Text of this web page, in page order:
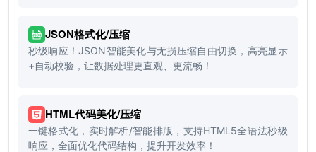
JSON格式化/压缩
秒级响应！JSON智能美化与无损压缩自由切换，高亮显示
+自动校验，让数据处理更直观、更流畅！
HTML代码美化/压缩
一键格式化，实时解析/智能排版，支持HTML5全语法秒级
响应，全面优化代码结构，提升开发效率！